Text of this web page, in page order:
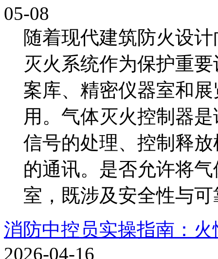
05-08
随着现代建筑防火设
灭火系统作为保护重
案库、精密仪器室和
用。气体灭火控制器
信号的处理、控制释
的通讯。是否允许将
室，既涉及安全性与可
消防中控员实操指南：
2026-04-16